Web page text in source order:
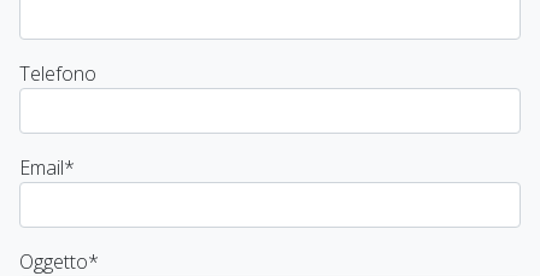
Telefono
Email*
Oggetto*